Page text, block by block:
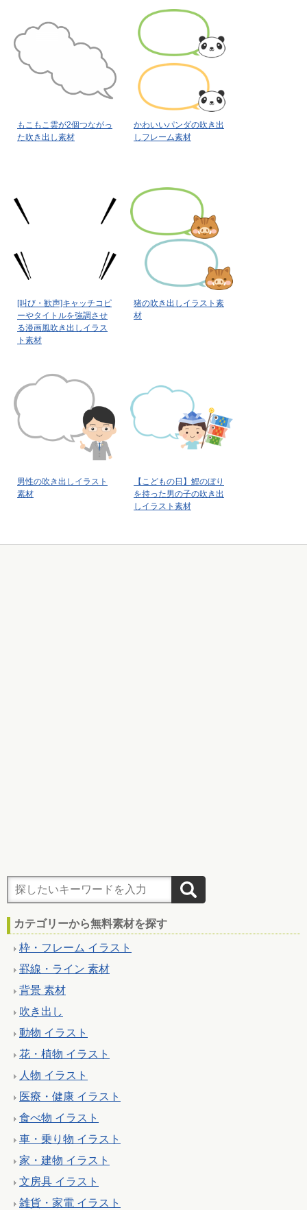
もこもこ雲が2個つながっ
た吹き出し素材
かわいいパンダの吹き出
しフレーム素材
[叫び・歓声]キャッチコピ
ーやタイトルを強調させ
る漫画風吹き出しイラス
ト素材
猪の吹き出しイラスト素
材
男性の吹き出しイラスト
素材
【こどもの日】鯉のぼり
を持った男の子の吹き出
しイラスト素材
カテゴリーから無料素材を探す
枠・フレーム イラスト
罫線・ライン 素材
背景 素材
吹き出し
動物 イラスト
花・植物 イラスト
人物 イラスト
医療・健康 イラスト
食べ物 イラスト
車・乗り物 イラスト
家・建物 イラスト
文房具 イラスト
雑貨・家電 イラスト